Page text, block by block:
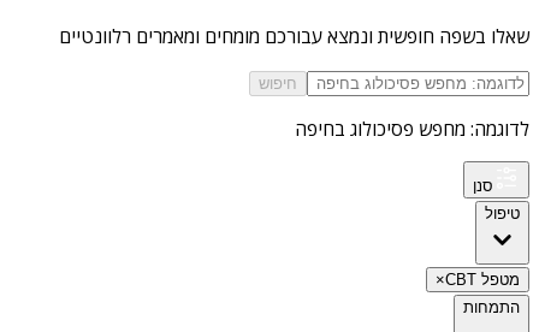
שאלו בשפה חופשית ונמצא עבורכם מומחים ומאמרים רלוונטיים
חיפוש
לדוגמה: מחפש פסיכולוג בחיפה
סנן
טיפול
מטפל CBT
×
התמחות